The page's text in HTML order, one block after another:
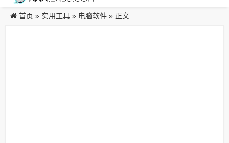
首页 » 实用工具 » 电脑软件 » 正文